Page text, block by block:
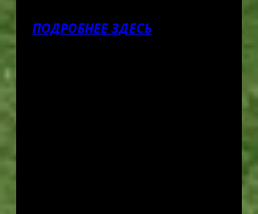
ПОДРОБНЕЕ ЗДЕСЬ